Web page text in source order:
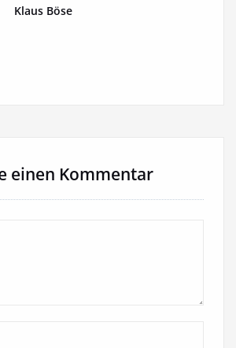
Klaus Böse
einen Kommentar